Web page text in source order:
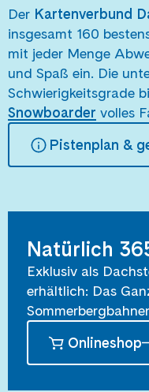
Der Kartenverbund
insgesamt 160
mit jeder Menge
und Spaß ein. Die
Schwierigkeitsgrade
Snowboarder volles
Pistenplan &
Natürlich
Exklusiv als
erhältlich: Das
Onlineshop